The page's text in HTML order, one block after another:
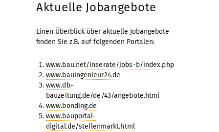
Aktuelle Jobangebote
Einen Überblick über aktuelle Jobangebote
finden Sie z.B. auf folgenden Portalen:
www.bau.net/inserate/jobs-b/index.php
www.bauingenieur24.de
www.db-
bauzeitung.de/de/43/angebote.html
www.bonding.de
www.bauportal-
digital.de/stellenmarkt.html